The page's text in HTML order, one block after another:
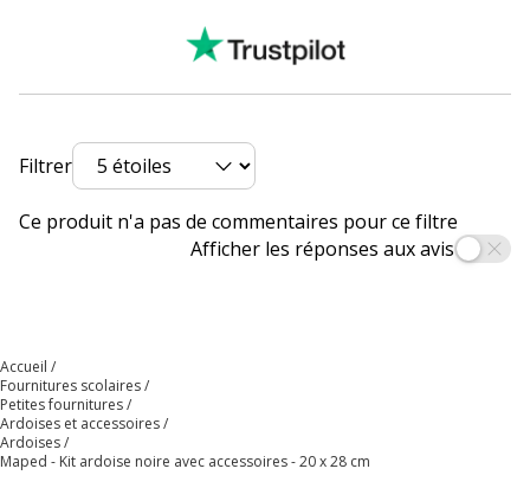
Filtrer
Ce produit n'a pas de commentaires pour ce filtre
Afficher les réponses aux avis
Accueil
Fournitures scolaires
Petites fournitures
Ardoises et accessoires
Ardoises
Maped - Kit ardoise noire avec accessoires - 20 x 28 cm